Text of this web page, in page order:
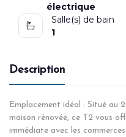
électrique
Salle(s) de bain
1
Description
Emplacement idéal : Situé au
maison rénovée, ce T2 vous
immédiate avec les